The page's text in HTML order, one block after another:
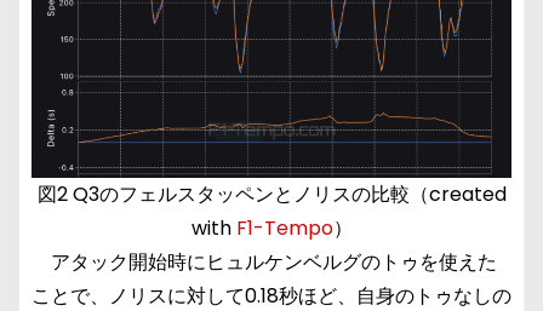
図2 Q3のフェルスタッペンとノリスの比較（created
with F1-Tempo）
アタック開始時にヒュルケンベルグのトゥを使えた
ことで、ノリスに対して0.18秒ほど、自身のトゥなしの